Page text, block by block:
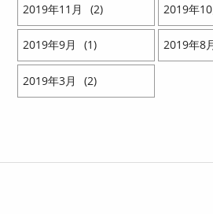
2019 11 2 2019 10
2019 9 1 2019 8
2019 3 2